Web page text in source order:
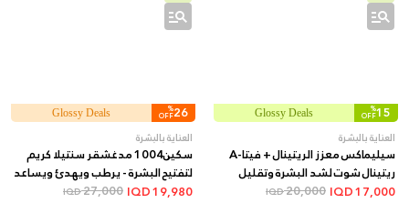
15
%
OFF
Glossy Deals
العناية بالبشرة
سيليماكس معزز الريتينال + فيتا-A
ريتينال شوت لشد البشرة وتقليل
المسام والخطوط الدقيقة + 15 مل
17,000
20,000
IQD
26
%
OFF
Glossy Deals
العناية بالبشرة
سكين1004 مدغشقر سنتيلا كريم
لتفتيح البشرة - يرطب ويهدئ ويساعد
على توحيد اللون وتقليل التصبغات,
19,980
27,000
IQD